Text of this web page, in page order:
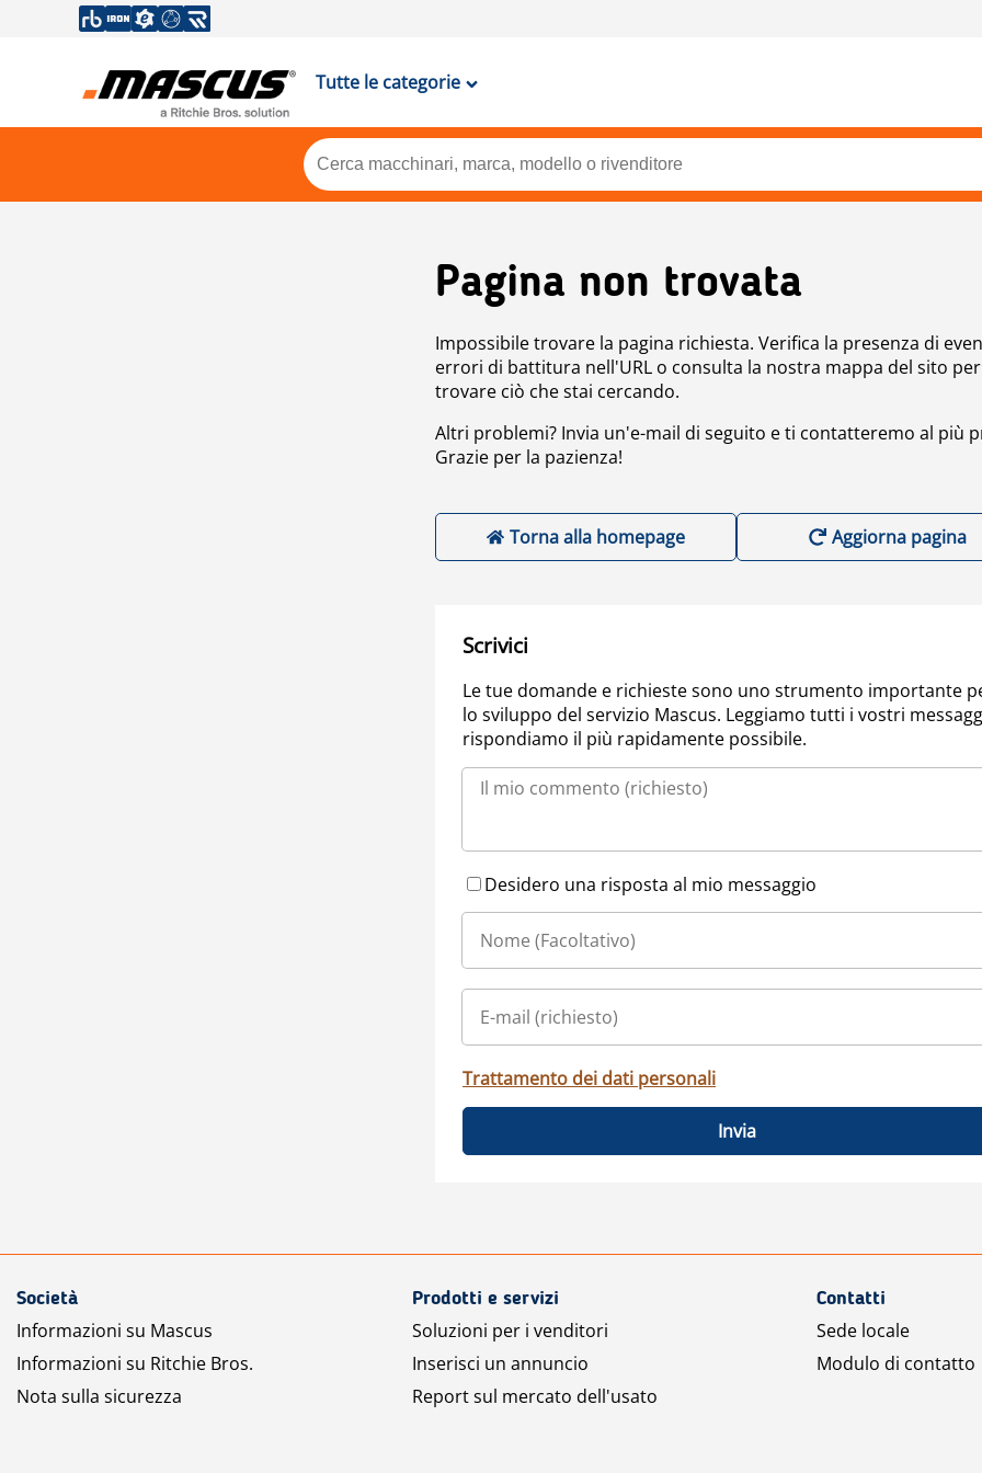
Tutte le categorie
Pagina non trovata
Impossibile trovare la pagina richiesta. Verifica la presenza di
errori di battitura nell'URL o consulta la nostra mappa del sito per
trovare ciò che stai cercando.
Altri problemi? Invia un'e-mail di seguito e ti contatteremo al più
Grazie per la pazienza!
Torna alla homepage Aggiorna pagina
Scrivici
Le tue domande e richieste sono uno strumento importante
lo sviluppo del servizio Mascus. Leggiamo tutti i vostri
rispondiamo il più rapidamente possibile.
Desidero una risposta al mio messaggio
Trattamento dei dati personali
Invia
Società
Informazioni su Mascus
Informazioni su Ritchie Bros.
Nota sulla sicurezza
Prodotti e servizi
Soluzioni per i venditori
Inserisci un annuncio
Report sul mercato dell'usato
Contatti
Sede locale
Modulo di contatto